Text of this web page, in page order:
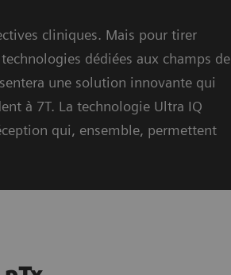
cliniques. Mais pour tirer
dédiées aux champs de
une solution innovante qui
à 7T. La technologie Ultra IQ
qui, ensemble, permettent